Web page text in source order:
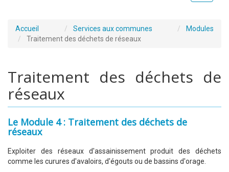
Accueil Services aux communes
Modules
Traitement des déchets de réseaux
Traitement des déchets de
réseaux
Le Module 4 : Traitement des déchets de
réseaux
Exploiter des réseaux d'assainissement produit des déchets
comme les curures d'avaloirs, d'égouts ou de bassins d'orage.